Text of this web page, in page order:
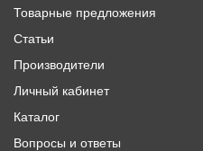
Товарные предложения
Статьи
Производители
Личный кабинет
Каталог
Вопросы и ответы